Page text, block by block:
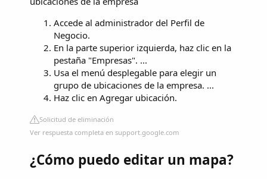
Accede al administrador del Perfil de
Negocio.
En la parte superior izquierda, haz clic en la
pestaña "Empresas". ...
Usa el menú desplegable para elegir un
grupo de ubicaciones de la empresa. ...
Haz clic en Agregar ubicación.
Solicitud de eliminación
Ver respuesta completa en support.google.com
¿Cómo puedo editar un mapa?